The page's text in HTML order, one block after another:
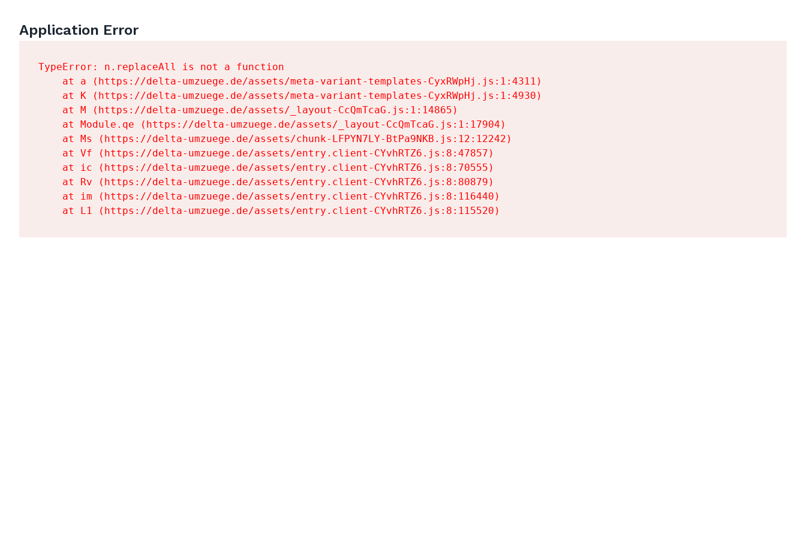
Application Error
TypeError: n.replaceAll is not a function
    at a (https://delta-umzuege.de/assets/meta-variant-templates-CyxRWpHj.js:1:4311)
    at K (https://delta-umzuege.de/assets/meta-variant-templates-CyxRWpHj.js:1:4930)
    at M (https://delta-umzuege.de/assets/_layout-CcQmTcaG.js:1:14865)
    at Module.qe (https://delta-umzuege.de/assets/_layout-CcQmTcaG.js:1:17904)
    at Ms (https://delta-umzuege.de/assets/chunk-LFPYN7LY-BtPa9NKB.js:12:12242)
    at Vf (https://delta-umzuege.de/assets/entry.client-CYvhRTZ6.js:8:47857)
    at ic (https://delta-umzuege.de/assets/entry.client-CYvhRTZ6.js:8:70555)
    at Rv (https://delta-umzuege.de/assets/entry.client-CYvhRTZ6.js:8:80879)
    at im (https://delta-umzuege.de/assets/entry.client-CYvhRTZ6.js:8:116440)
    at L1 (https://delta-umzuege.de/assets/entry.client-CYvhRTZ6.js:8:115520)